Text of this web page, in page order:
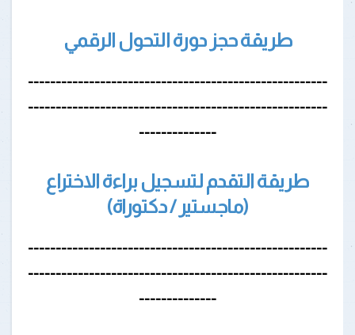
طريقة حجز دورة التحول الرقمي
------------------------------------------------------
------------------------------------------------------
--------------
طريقة التقدم لتسجيل براءة الاختراع
(ماجستير / دكتوراة)
------------------------------------------------------
------------------------------------------------------
--------------